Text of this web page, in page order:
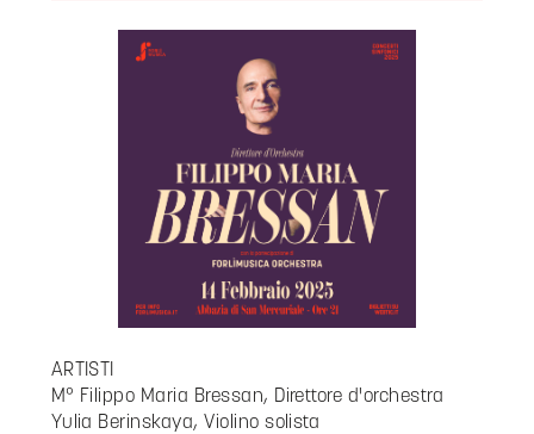
ARTISTI
M° Filippo Maria Bressan, Direttore d'orchestra
Yulia Berinskaya, Violino solista